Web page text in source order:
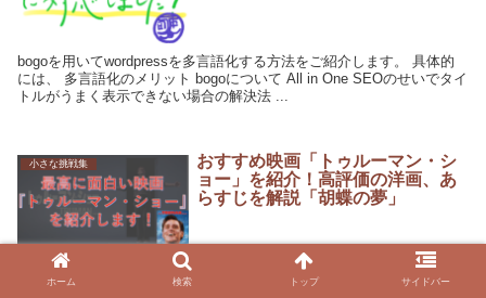
bogoを用いてwordpressを多言語化する方法をご紹介します。 具体的
には、 多言語化のメリット bogoについて All in One SEOのせいでタイ
トルがうまく表示できない場合の解決法 ...
小さな挑戦集
おすすめ映画「トゥルーマン・シ
ョー」を紹介！高評価の洋画、あ
らすじを解説「胡蝶の夢」
この記事では、私の思う「#終わり方が最高に好きな映画」をご紹介し
ます。 その映画は…… 「トゥルーマン・ショー」 です。 非常に有名
ホーム 検索 トップ サイドバー